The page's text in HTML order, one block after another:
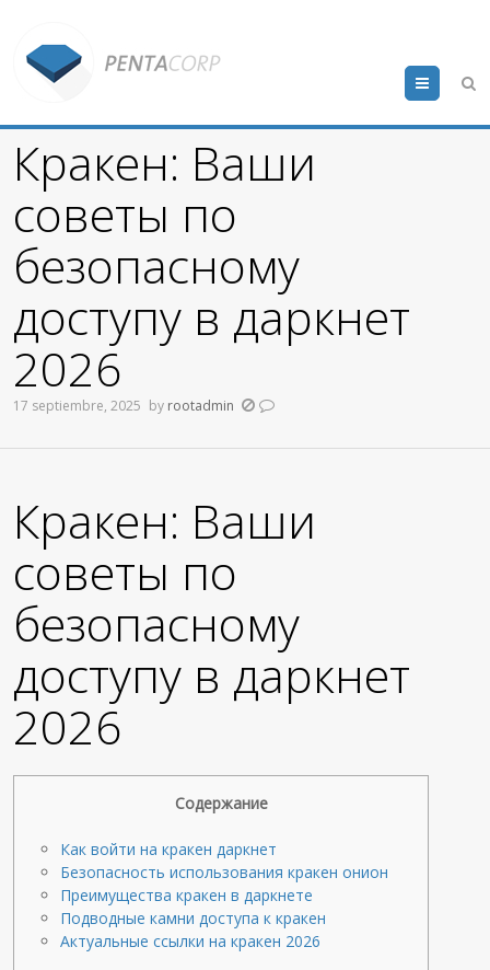
Menu
Кракен: Ваши
советы по
безопасному
доступу в даркнет
2026
17 septiembre, 2025 by rootadmin
Кракен: Ваши
советы по
безопасному
доступу в даркнет
2026
Содержание
Как войти на кракен даркнет
Безопасность использования кракен онион
Преимущества кракен в даркнете
Подводные камни доступа к кракен
Актуальные ссылки на кракен 2026